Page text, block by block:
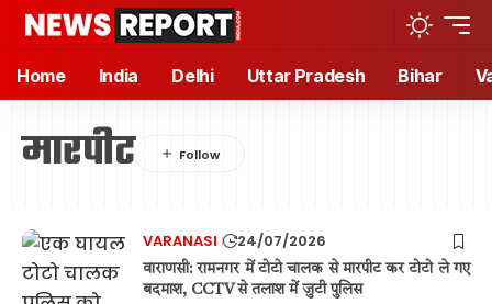
Home India Delhi Uttar Pradesh Bihar
मारपीट
VARANASI 24/07/2026
वाराणसी: रामनगर में टोटो चालक से मारपीट कर टोटो ले गए
बदमाश, CCTV से तलाश में जुटी पुलिस